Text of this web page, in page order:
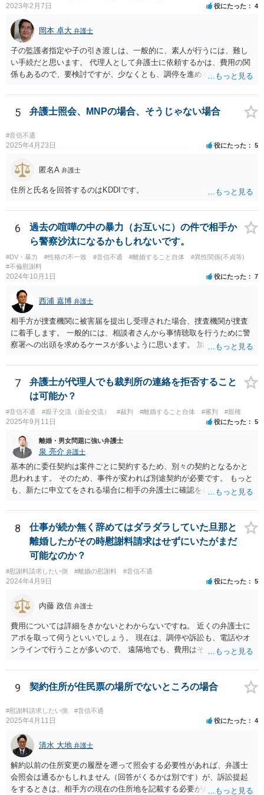
2023年2月7日 役にたった 4
岡本 卓大 弁護士
子の監護者指定や子の引き渡しは、一般的に、素人が行うには、難し
い手続だと思います。 代理人として弁護士に依頼するかは、費用の関
係もあるので、要検討ですが、少なくとも、調停を進める上で、弁護
で、弁護士に依頼しづらいということであれば、法テラスの法律扶助
制度を利用できることもあるので、その点も弁護士に相談してみてく
5 弁護士照会、MNPの場合、そうじゃない場合
#音信不通
2025年4月23日 役にたった 5
匿名A 弁護士
住所と氏名を回答するのはKDDIです。
6
過去の喧嘩の中の暴力（お互いに）の件で相手か
ら警察沙汰になるかもしれないです。
#DV・暴力 #性格の不一致 #音信不通 #離婚すること自体
#異性関係(不貞等)
#不倫慰謝料
2024年10月1日 役にたった 7
西浦 嘉博 弁護士
相手方が捜査機関に被害届を提出し受理された場合、捜査機関が捜査
に着手します。 一般的には、相談者さんから事情聴取を行うために警
察署への出頭を求めるケースが多いように思います。 加えて、相手方
具合などを実況見分調書で保存したりなど証拠を収集し、立件する方
針を決めた場合は検察庁に事件を送致する流れとなることが見込まれ
ます。
7
弁護士が代理人でも裁判所の連絡を拒否すること
は可能か？
#音信不通 #親子交流（面会交流） #裁判 #離婚すること自体 #審判 #親権
2025年9月11日 役にたった 5
離婚・男女問題に強い弁護士
泉 亮介 弁護士
基本的に委任契約は案件ごとに契約するため、別々の契約となるかと
思われます。 そのため、事件が変われば別途契約が必要です。 もっと
も、新たに申立てをされる場合に相手の弁護士に確認をして、相手の
も考えられるでしょう。
8
仕事が続か無く辞めてはダラダラしていた旦那と
離婚したがその時慰謝料請求はせずにいたがまだ
可能なのか？
#慰謝料請求したい側 #離婚の慰謝料 #音信不通
2024年4月9日 役にたった 5
内藤 政信 弁護士
費用については詳細をきかないとわからないですね。 近くの弁護士に
アポを取って伺うといいでしょう。 現在は、調停や訴訟も、電話やオ
ンラインで行うことが多いので、 遠隔地でも、費用はそれほど変わり
9 契約住所が住民票の場所でないところの場合
#慰謝料請求したい側 #音信不通
2025年4月11日 役にたった 4
清水 大地 弁護士
解約以前の住所変更の履歴を遡って照会する必要性があれば、弁護士
会照会は通るかもしれません（回答がくるかは別です）が、訴訟提起
をするときは、相手方の現在の住所地を記載する必要がありますの